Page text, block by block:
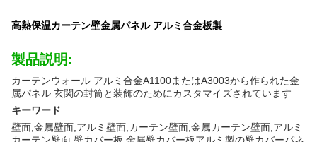
高熱保温カーテン壁金属パネル アルミ合金板製
製品説明:
カーテンウォール アルミ合金A1100またはA3003から作られた金
属パネル 玄関の封筒と装飾のためにカスタマイズされています
キーワード
壁面,金属壁面,アルミ壁面,カーテン壁面,金属カーテン壁面,アルミ